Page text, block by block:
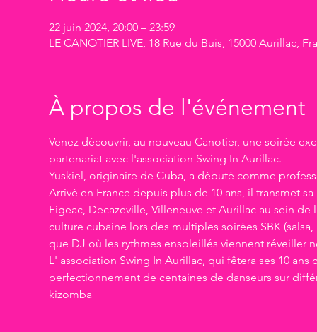
22 juin 2024, 20:00 – 23:59
LE CANOTIER LIVE, 18 Rue du Buis, 15000 Aurillac,
À propos de l'événement
Venez découvrir, au nouveau Canotier, une soirée
partenariat avec l'association Swing In Aurillac.
Yuskiel, originaire de Cuba, a débuté comme
Arrivé en France depuis plus de 10 ans, il transmet
Figeac, Decazeville, Villeneuve et Aurillac au sein
culture cubaine lors des multiples soirées SBK
que DJ où les rythmes ensoleillés viennent réveiller
L' association Swing In Aurillac, qui fêtera ses 10
perfectionnement de centaines de danseurs sur
kizomba